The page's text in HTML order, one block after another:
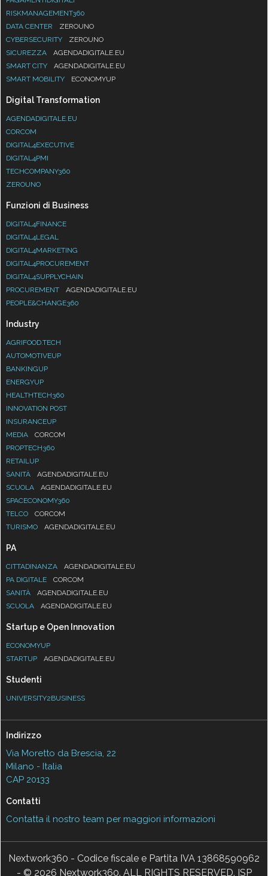
RISKMANAGEMENT360
DATA CENTER
ZEROUNO
CYBERSECURITY
ZEROUNO
SICUREZZA
AGENDADIGITALE.EU
SMART CITY
AGENDADIGITALE.EU
SMART MOBILITY
ECONOMYUP
Digital Transformation
AGENDADIGITALE.EU
CORCOM
DIGITAL4EXECUTIVE
DIGITAL4PMI
TECHCOMPANY360
ZEROUNO
Funzioni di Business
DIGITAL4FINANCE
DIGITAL4LEGAL
DIGITAL4MARKETING
DIGITAL4PROCUREMENT
DIGITAL4SUPPLYCHAIN
PROCUREMENT
AGENDADIGITALE.EU
PEOPLE&CHANGE360
Industry
AGRIFOOD.TECH
AUTOMOTIVEUP
BANKINGUP
ENERGYUP
HEALTHTECH360
INNOVATION POST
INSURANCEUP
MEDIA
CORCOM
PROPTECH360
RETAILUP
SANITÀ
AGENDADIGITALE.EU
SCUOLA
AGENDADIGITALE.EU
SPACECONOMY360
TELCO
CORCOM
TURISMO
AGENDADIGITALE.EU
PA
CITTADINANZA
AGENDADIGITALE.EU
PA DIGITALE
CORCOM
SANITÀ
AGENDADIGITALE.EU
SCUOLA
AGENDADIGITALE.EU
Startup e Open Innovation
ECONOMYUP
STARTUP
AGENDADIGITALE.EU
Studenti
UNIVERSITY2BUSINESS
Indirizzo
Via Moretto da Brescia, 22
Milano - Italia
CAP 20133
Contatti
Contatta il nostro team per maggiori informazioni
Nextwork360 - Codice fiscale e Partita IVA 13868590962
- © 2026 Nextwork360. ALL RIGHTS RESERVED. ISP